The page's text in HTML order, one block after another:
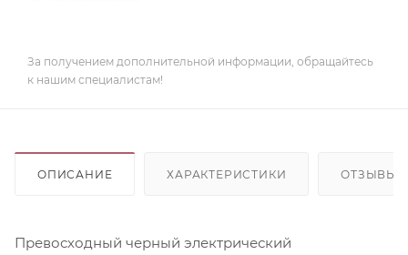
За получением дополнительной информации, обращайтесь
к нашим специалистам!
ОПИСАНИЕ ХАРАКТЕРИСТИКИ ОТЗЫВЫ
Превосходный черный электрический